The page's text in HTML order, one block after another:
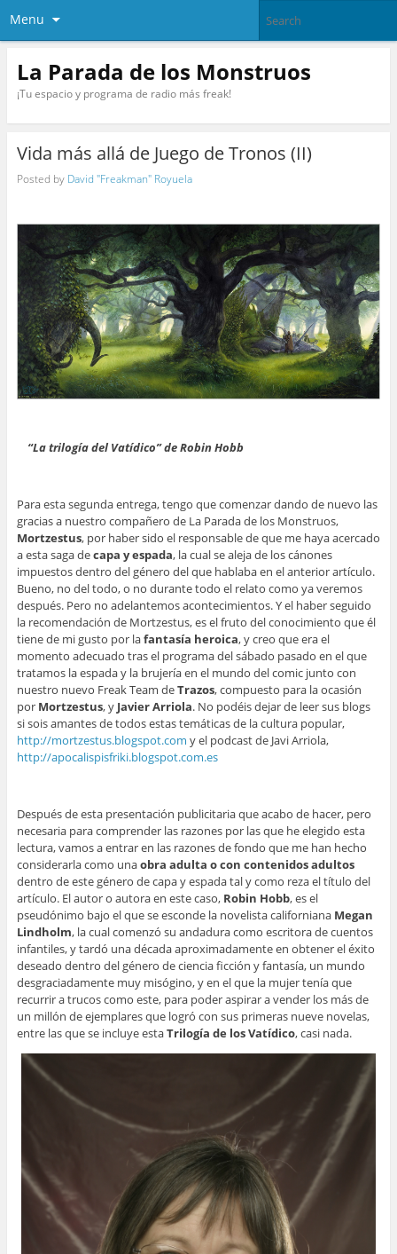
Menu
La Parada de los Monstruos
¡Tu espacio y programa de radio más freak!
Vida más allá de Juego de Tronos (II)
Posted by David "Freakman" Royuela
“La trilogía del Vatídico” de Robin Hobb
Para esta segunda entrega, tengo que comenzar dando de nuevo las
gracias a nuestro compañero de La Parada de los Monstruos,
Mortzestus, por haber sido el responsable de que me haya acercado
a esta saga decapa y espada, la cual se aleja de los cánones
impuestos dentro del género del que hablaba en el anterior artículo.
Bueno, no del todo, o no durante todo el relato como ya veremos
después. Pero no adelantemos acontecimientos. Y el haber seguido
la recomendación de Mortzestus, es el fruto del conocimiento que él
tiene de mi gusto por lafantasía heroica, y creo que era el
momento adecuado tras el programa del sábado pasado en el que
tratamos la espada y la brujería en el mundo del comic junto con
nuestro nuevo Freak Team deTrazos, compuesto para la ocasión
por Mortzestus, y Javier Arriola. No podéis dejar de leer sus blogs
si sois amantes de todos estas temáticas de la cultura popular,
http://mortzestus.blogspot.com y el podcast de Javi Arriola,
http://apocalispisfriki.blogspot.com.es
Después de esta presentación publicitaria que acabo de hacer, pero
necesaria para comprender las razones por las que he elegido esta
lectura, vamos a entrar en las razones de fondo que me han hecho
considerarla como unaobra adulta o con contenidos adultos
dentro de este género de capa y espada tal y como reza el título del
artículo. El autor o autora en este caso, Robin Hobb, es el
pseudónimo bajo el que se esconde la novelista californiana Megan
Lindholm, la cual comenzó su andadura como escritora de cuentos
infantiles, y tardó una década aproximadamente en obtener el éxito
deseado dentro del género de ciencia ficción y fantasía, un mundo
desgraciadamente muy misógino, y en el que la mujer tenía que
recurrir a trucos como este, para poder aspirar a vender los más de
un millón de ejemplares que logró con sus primeras nueve novelas,
entre las que se incluye estaTrilogía de los Vatídico, casi nada.